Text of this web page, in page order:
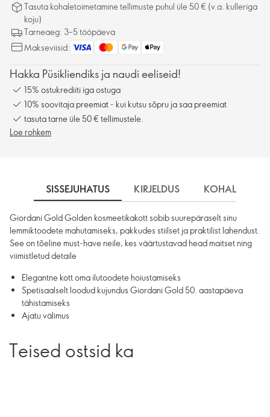
Tasuta kohaletoimetamine tellimuste puhul üle 50 € (v.a. kulleriga
koju)
Tarneaeg: 3–5 tööpäeva
Makseviisid:
Hakka Püsikliendiks ja naudi eeliseid!
15% ostukrediiti iga ostuga
10% soovitaja preemiat - kui kutsu sõpru ja saa preemiat
tasuta tarne üle 50 € tellimustele.
Loe rohkem
SISSEJUHATUS KIRJELDUS
Giordani Gold Golden kosmeetikakott sobib suurepäraselt sinu
lemmiktoodete mahutamiseks, pakkudes stiilset ja praktilist lahendust.
See on tõeline must-have neile, kes väärtustavad head maitset ning
viimistletud detaile
Elegantne kott oma ilutoodete hoiustamiseks
Spetisaalselt loodud kujundus Giordani Gold 50. aastapäeva
tähistamiseks
Ajatu välimus
Teised ostsid ka